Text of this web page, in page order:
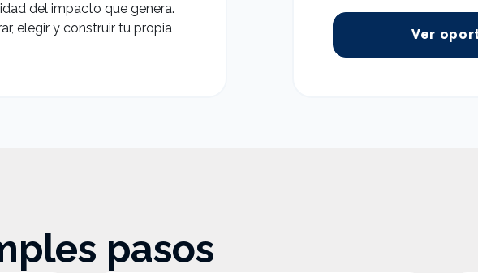
del impacto que genera.
elegir y construir tu propia
Ver
pasos